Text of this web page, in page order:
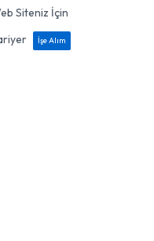
Siteniz İçin
İşe Alım